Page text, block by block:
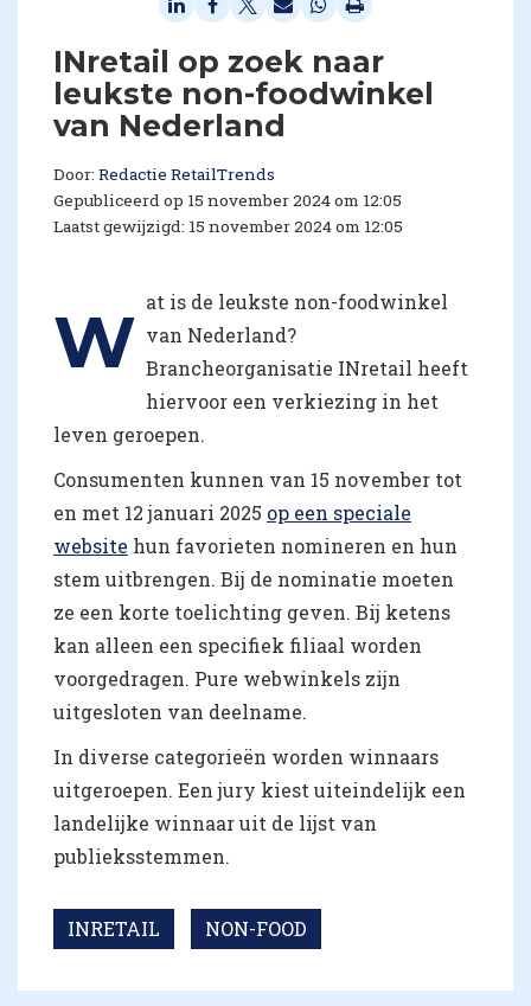
INretail op zoek naar
leukste non-foodwinkel
van Nederland
Door: Redactie RetailTrends
Gepubliceerd op 15 november 2024 om 12:05
Laatst gewijzigd: 15 november 2024 om 12:05
W at is de leukste non-foodwinkel
van Nederland?
Brancheorganisatie INretail heeft
hiervoor een verkiezing in het
leven geroepen.
Consumenten kunnen van 15 november tot
en met 12 januari 2025 op een speciale
website hun favorieten nomineren en hun
stem uitbrengen. Bij de nominatie moeten
ze een korte toelichting geven. Bij ketens
kan alleen een specifiek filiaal worden
voorgedragen. Pure webwinkels zijn
uitgesloten van deelname.
In diverse categorieën worden winnaars
uitgeroepen. Een jury kiest uiteindelijk een
landelijke winnaar uit de lijst van
publieksstemmen.
INRETAIL NON-FOOD